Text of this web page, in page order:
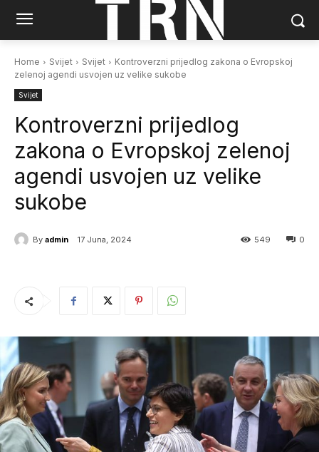
Home Svijet Svijet
Kontroverzni prijedlog zakona o Evropskoj
zelenoj agendi usvojen uz velike sukobe
Svijet
Kontroverzni prijedlog
zakona o Evropskoj zelenoj
agendi usvojen uz velike
sukobe
By admin 17 Juna, 2024 0
549